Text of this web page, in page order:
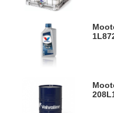
Mootoriõli Synpower FE 0W30
1L
Mootoriõli Synpower FE 0W30
208L